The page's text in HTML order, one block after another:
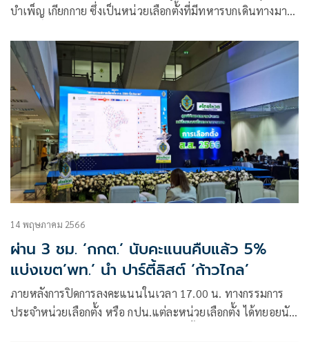
บำเพ็ญ เกียกกาย ซึ่งเป็นหน่วยเลือกตั้งที่มีทหารบกเดินทางมา
14 พฤษภาคม 2566
ผ่าน 3 ชม. ‘กกต.’ นับคะแนนคืบแล้ว 5%
แบ่งเขต’พท.’ นำ ปาร์ตี้ลิสต์ ‘ก้าวไกล’
ภายหลังการปิดการลงคะแนนในเวลา 17.00 น. ทางกรรมการ
ประจำหน่วยเลือกตั้ง หรือ กปน.แต่ละหน่วยเลือกตั้ง ได้ทยอยนับ